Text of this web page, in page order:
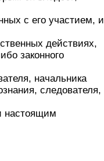
с его участием, и
действиях,
законного
начальника
следователя,
настоящим